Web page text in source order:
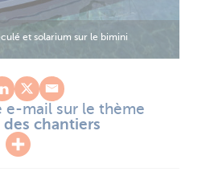
et solarium sur le bimini
e-mail sur le thème
chantiers